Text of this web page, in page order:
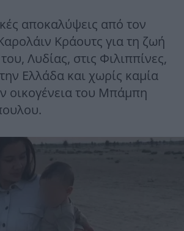
αποκαλύψεις από τον
Κράουτς για τη ζωή
Λυδίας, στις Φιλιππίνες,
Ελλάδα και χωρίς καμία
οικογένεια του Μπάμπη